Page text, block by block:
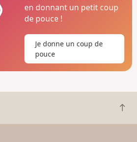
en donnant un petit coup
de pouce !
Je donne un coup de
pouce
R
e